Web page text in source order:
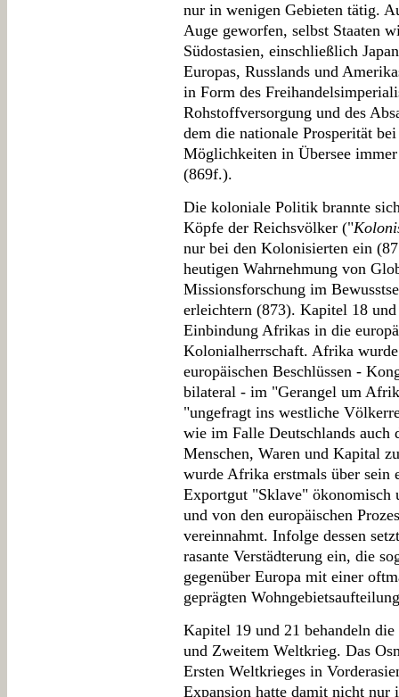
nur in wenigen Gebieten tätig.
Auge geworfen, selbst Staaten
Südostasien, einschließlich
Europas, Russlands und
in Form des
Rohstoffversorgung und des
dem die nationale Prosperität
Möglichkeiten in Übersee
(869f.).
Die koloniale Politik brannte
Köpfe der Reichsvölker ("
nur bei den Kolonisierten ein
heutigen Wahrnehmung von
Missionsforschung im
erleichtern (873). Kapitel 18
Einbindung Afrikas in die
Kolonialherrschaft. Afrika
europäischen Beschlüssen -
bilateral - im "Gerangel um
"ungefragt ins westliche
wie im Falle Deutschlands auch
Menschen, Waren und Kapital
wurde Afrika erstmals über sein
Exportgut "Sklave"
und von den europäischen
vereinnahmt. Infolge dessen
rasante Verstädterung ein, die
gegenüber Europa mit einer
geprägten
Kapitel 19 und 21 behandeln
und Zweitem Weltkrieg. Das
Ersten Weltkrieges in
Expansion hatte damit nicht nur